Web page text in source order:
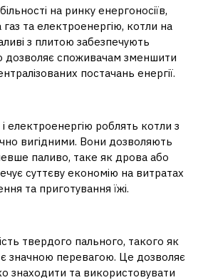
на ринку енергоносіїв,
газ та електроенергію, котли на
з плитою забезпечують
дозволяє споживачам зменшити
постачань енергії.
і електроенергію роблять котли з
вигідними. Вони дозволяють
паливо, таке як дрова або
суттєву економію на витратах
та приготування їжі.
твердого пального, такого як
значною перевагою. Це дозволяє
знаходити та використовувати